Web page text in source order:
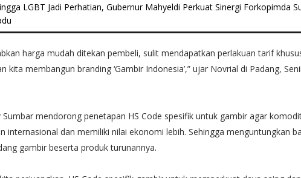
LGBT Jadi Perhatian, Gubernur Mahyeldi Perkuat Sinergi Forkopimda
harga mudah ditekan pembeli, sulit mendapatkan perlakuan tarif
kita membangun branding ‘Gambir Indonesia’,” ujar Novrial di Padang,
mendorong penetapan HS Code spesifik untuk gambir agar
internasional dan memiliki nilai ekonomi lebih. Sehingga menguntungkan
gambir beserta produk turunannya.